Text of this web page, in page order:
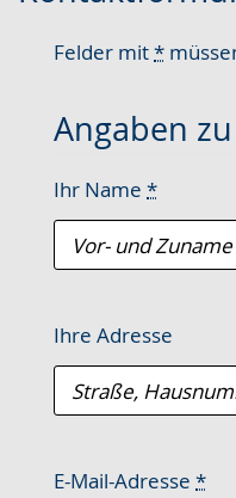
Felder mit*
Angaben
Ihr Name *
Ihre Adresse
E-Mail-Adresse *
wechseln.
Deutscher
wird